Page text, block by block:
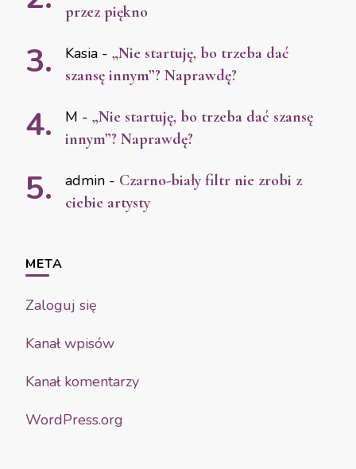
przez piękno
Kasia - „Nie startuję, bo trzeba dać
szansę innym”? Naprawdę?
M - „Nie startuję, bo trzeba dać szansę
innym”? Naprawdę?
admin - Czarno-biały filtr nie zrobi z
ciebie artysty
META
Zaloguj się
Kanał wpisów
Kanał komentarzy
WordPress.org